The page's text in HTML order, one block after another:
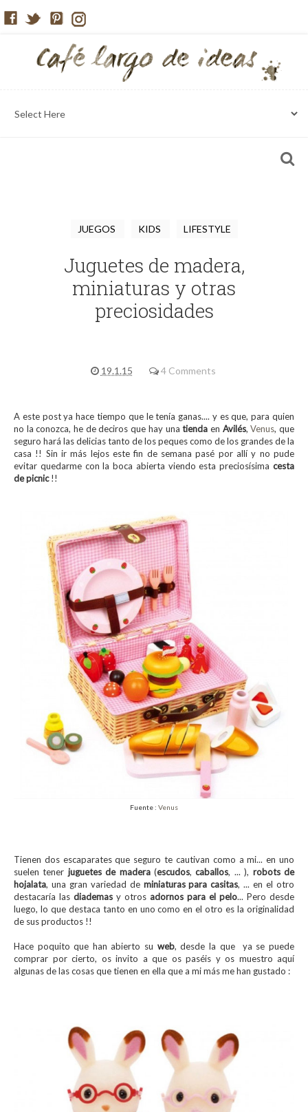
JUEGOS KIDS LIFESTYLE
Juguetes de madera,
miniaturas y otras
preciosidades
19.1.15 4 Comments
A este post ya hace tiempo que le tenía ganas.... y es que, para quien
no la conozca, he de deciros que hay unatienda en Avilés,Venus, que
seguro hará las delicias tanto de los peques como de los grandes de la
casa !! Sin ir más lejos este fin de semana pasé por allí y no pude
evitar quedarme con la boca abierta viendo esta preciosísima cesta
de picnic!!
Fuente : Venus
Tienen dos escaparates que seguro te cautivan como a mi... en uno
suelen tener juguetes de madera(escudos,caballos, ... ), robots de
hojalata, una gran variedad de miniaturas para casitas, ... en el otro
destacaría las diademas y otros adornos para el pelo... Pero desde
luego, lo que destaca tanto en uno como en el otro es la originalidad
de sus productos !!
Hace poquito que han abierto su web, desde la que ya se puede
comprar por cierto, os invito a que os paséis y os muestro aquí
algunas de las cosas que tienen en ella que a mi más me han gustado :